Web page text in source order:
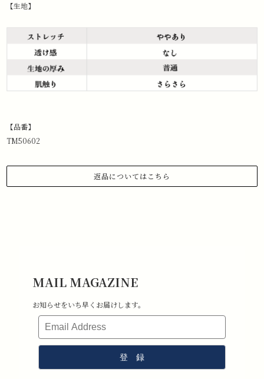
【生地】
【品番】
TM50602
返品についてはこちら
4.室内での試着のみ（屋外・ゴルフ場で使用したものは返品不可となり
5.返品送料はお客様負担となります。その点ご了承ください。
MAIL MAGAZINE
お知らせをいち早くお届けします。